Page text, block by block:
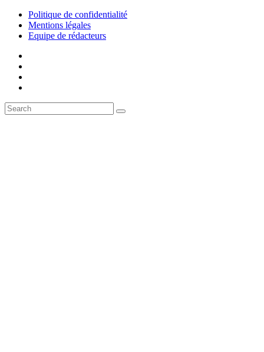
Politique de confidentialité
Mentions légales
Equipe de rédacteurs